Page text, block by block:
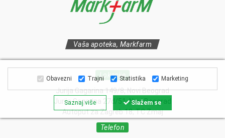
Vaša apoteka, Markfarm
Lokacije
Jurija Gagarina 149/8, Novi Beograd
Jurija Gagarina 27d/51, Novi Beograd
Autoput za Zagreb 18, TC Zmaj
Telefon
Obavezni Trajni Statistika Marketing
Saznaj više Slažem se